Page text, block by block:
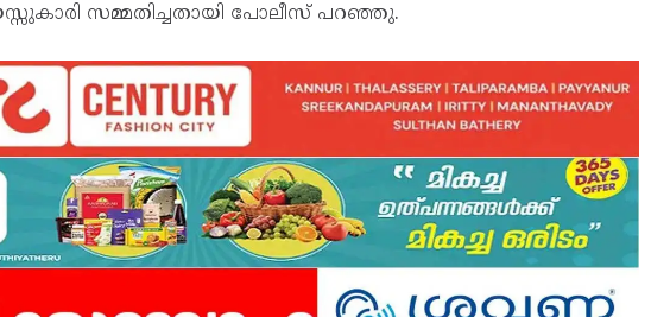
സമ്മതിച്ചതായി പോലീസ്‌ പറഞ്ഞു.